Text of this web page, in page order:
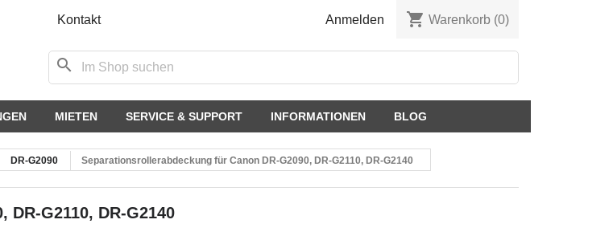
Kontakt Anmelden shopping_cart Warenkorb (0)
search
MIETEN SERVICE & SUPPORT INFORMATIONEN BLOG
DR-G2090 Separationsrollerabdeckung für Canon DR-G2090, DR-G2110, DR-G2140
G2110, DR-G2140